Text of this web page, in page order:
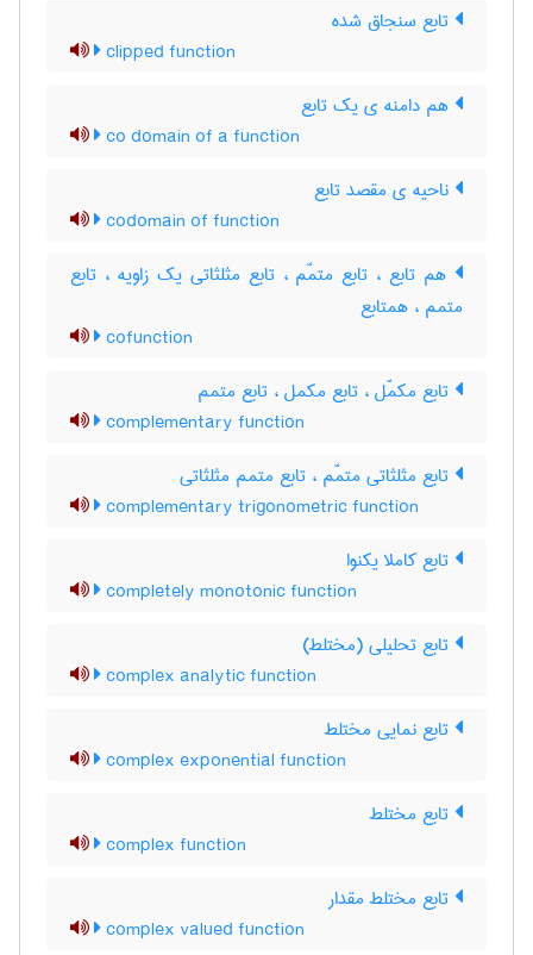
تابع سنجاق شده
clipped function
هم دامنه ی یک تابع
co domain of a function
ناحیه ی مقصد تابع
codomain of function
هم تابع ، تابع متمّم ، تابع مثلثاتی یک زاویه ، تابع
متمم ، همتابع
cofunction
تابع مکمّل ، تابع مکمل ، تابع متمم
complementary function
تابع مثلثاتی متمّم ، تابع متمم مثلثاتی
complementary trigonometric function
تابع کاملا یکنوا
completely monotonic function
تابع تحلیلی (مختلط)
complex analytic function
تابع نمایی مختلط
complex exponential function
تابع مختلط
complex function
تابع مختلط مقدار
complex valued function